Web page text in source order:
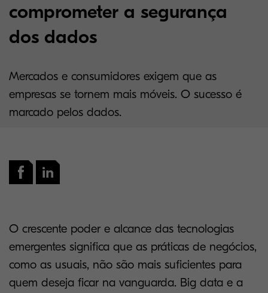
comprometer a segurança
dos dados
Mercados e consumidores exigem que as
empresas se tornem mais móveis. O sucesso é
marcado pelos dados.
O crescente poder e alcance das tecnologias
emergentes significa que as práticas de negócios,
como as usuais, não são mais suficientes para
quem deseja ficar na vanguarda. Big data e a